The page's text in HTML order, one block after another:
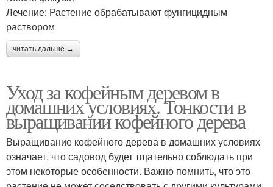
Лечение: Растение обрабатывают фунгицидным
раствором
читать дальше →
Уход за кофейным деревом в
домашних условиях. Тонкости в
выращивании кофейного дерева
Выращивание кофейного дерева в домашних условиях
означает, что садовод будет тщательно соблюдать при
этом некоторые особенности. Важно помнить, что это